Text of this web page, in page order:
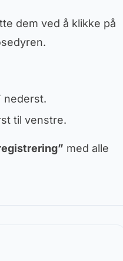
dem ved å klikke på
nederst.
til venstre.
med alle